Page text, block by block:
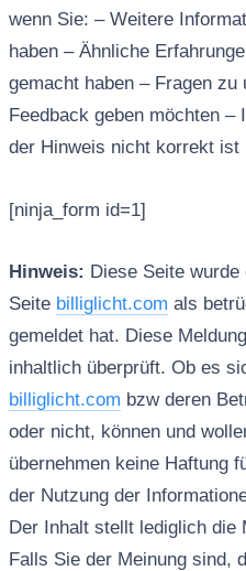
wenn Sie: – Weitere
haben – Ähnliche
gemacht haben – Fragen
Feedback geben möchten –
der Hinweis nicht korrekt ist
[ninja_form id=1]
Hinweis: Diese Seite
Seite billiglicht.com als
gemeldet hat. Diese
inhaltlich überprüft. Ob es
billiglicht.com bzw deren
oder nicht, können und
übernehmen keine Haftung
der Nutzung der
Der Inhalt stellt lediglich die
Falls Sie der Meinung sind,